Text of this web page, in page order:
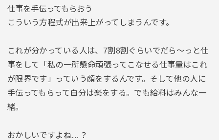
仕事を手伝ってもらおう
こういう方程式が出来上がってしまうんです。
これが分かっている人は、7割8割ぐらいでだら～っと仕
事をして「私の一所懸命頑張ってこなせる仕事量はこれ
が限界です」っていう顔をするんです。そして他の人に
手伝ってもらって自分は楽をする。でも給料はみんな一
緒。
おかしいですよね…？